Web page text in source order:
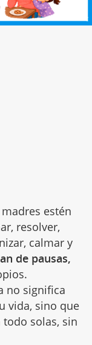
estén
resolver,
calmar y
de pausas,
no significa
vida, sino que
solas, sin